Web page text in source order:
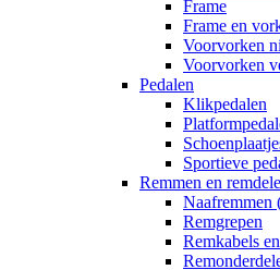
Frame
Frame en
Voorvorken
Voorvorken
Pedalen
Klikpedalen
Sportieve
Remmen en
Naafremmen
Remgrepen
Remkabels